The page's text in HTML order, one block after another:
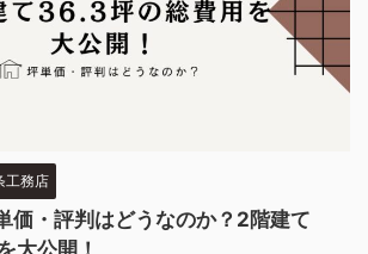
工務店
価・評判はどうなのか？2階建て
大公開！